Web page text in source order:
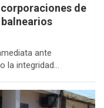
de
ante
la integridad…